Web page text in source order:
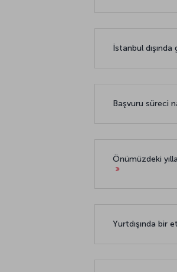
İstanbul
Başvuru süreci
Önümüzdeki
Yurtdışında bir